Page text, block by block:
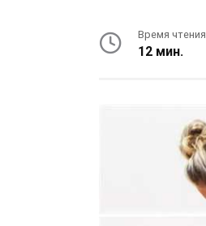
Время чтения
12 мин.